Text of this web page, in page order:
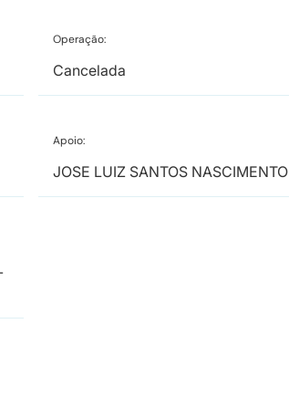
Operação:
Cancelada
Apoio:
JOSE LUIZ SANTOS NASCIMENTO